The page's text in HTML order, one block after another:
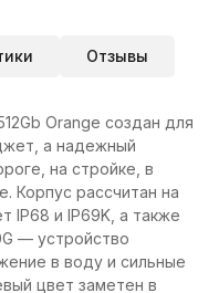
Отзывы
Orange создан для
а надежный
на стройке, в
Корпус рассчитан на
IP68 и IP69K, а также
— устройство
в воду и сильные
цвет заметен в